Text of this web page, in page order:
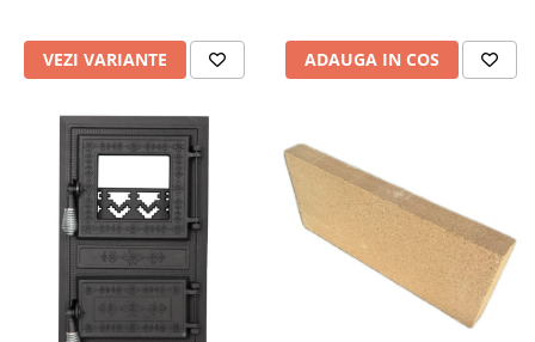
VEZI VARIANTE ADAUGA IN COS